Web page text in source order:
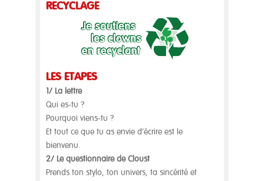
RECYCLAGE
LES ÉTAPES
1/ La lettre
Qui es-tu ?
Pourquoi viens-tu ?
Et tout ce que tu as envie d’écrire est le
bienvenu.
2/ Le questionnaire de Cloust
Prends ton stylo, ton univers, ta sincérité et